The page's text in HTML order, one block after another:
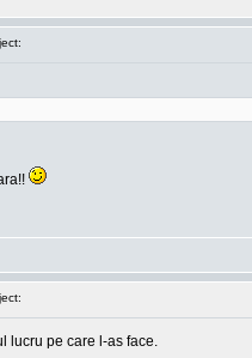
lucru pe care l-as face.